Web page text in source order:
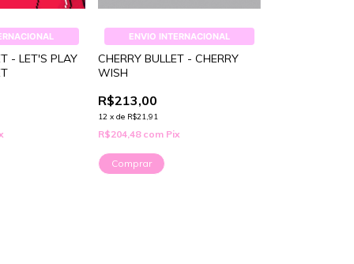
- LET'S PLAY
ENVIO INTERNACIONAL
CHERRY BULLET - CHERRY
WISH
R$213,00
12 x de R$21,91
R$204,48 com Pix
Comprar